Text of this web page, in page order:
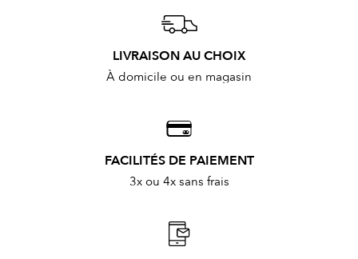
LIVRAISON AU CHOIX
À domicile ou en magasin
FACILITÉS DE PAIEMENT
3x ou 4x sans frais